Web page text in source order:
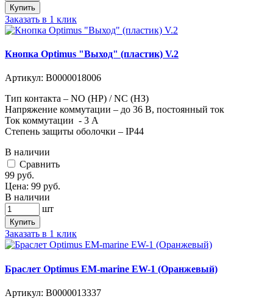
Купить
Заказать в 1 клик
Кнопка Optimus "Выход" (пластик) V.2
Артикул: В0000018006
Тип контакта – NO (НР) / NC (НЗ)
Напряжение коммутации – до 36 В, постоянный ток
Ток коммутации - 3 А
Степень защиты оболочки – IP44
В наличии
Cравнить
99 руб.
Цена: 99 руб.
В наличии
шт
Купить
Заказать в 1 клик
Браслет Optimus EM-marine EW-1 (Оранжевый)
Артикул: В0000013337